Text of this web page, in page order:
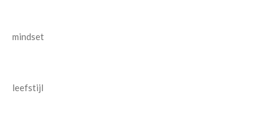
mindset
leefstijl